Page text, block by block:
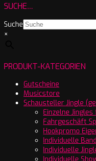
SUCHE…
Suche
×
PRODUKT-KATEGORIEN
Gutscheine
Musicstore
Schausteller Jingle
Einzelne
Fahrgeschäft
Hookpromo
Individuelle
Individuelle
Individuelle